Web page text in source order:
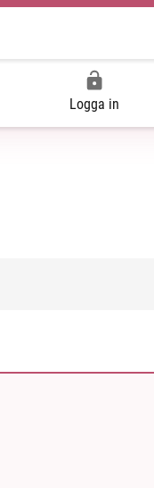
Logga in